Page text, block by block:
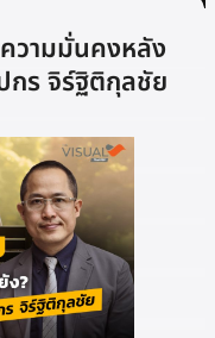
วามมั่นคงหลัง
ร จิร์ฐิติกุลชัย